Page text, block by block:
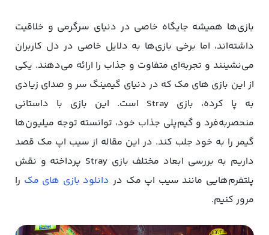
بازی‌ها همیشه جایگاه خاصی در دنیای سرگرمی و خلاقیت
داشته‌اند، اما برخی بازی‌ها به دلایل خاصی در دل کاربران
می‌نشینند و تجربه‌ای متفاوت و جذاب را ارائه می‌دهند. یکی
از این بازی های مک که در دنیای گیمینگ سر و صدای زیادی
به پا کرده، بازی Stray است. این بازی با داستانی
منحصربه‌فرد و گیم‌پلی جذاب خود، توانسته توجه میلیون‌ها
گیمر را به خود جلب کند. در این مقاله از سیب اپ مک قصد
داریم به بررسی ابعاد مختلف بازی Stray پرداخته و نقش
پلتفرم‌هایی مانند سیب اپ مک در دانلود بازی های مک را
مرور کنیم.